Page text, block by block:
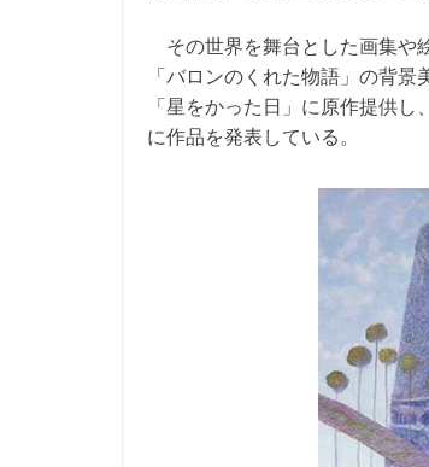
その世界を舞台とした画集や
「バロンのくれた物語」の背
「星をかった日」に原作提供
に作品を発表している。